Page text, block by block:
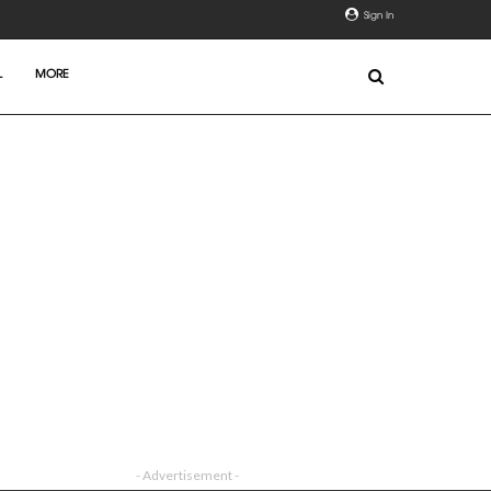
Sign In
MORE
- Advertisement -